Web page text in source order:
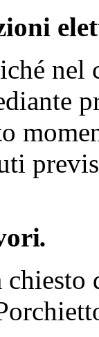
nel
.